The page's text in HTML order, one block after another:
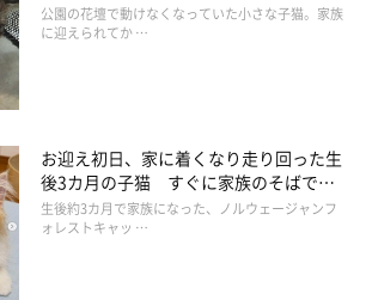
と“姉妹”のような関係に
公園の花壇で動けなくなっていた小さな子猫。家族
に迎えられてか …
お迎え初日、家に着くなり走り回った生
後3カ月の子猫 すぐに家族のそばで落
ち着く姿に「迎えてよかった」
生後約3カ月で家族になった、ノルウェージャンフ
ォレストキャッ …